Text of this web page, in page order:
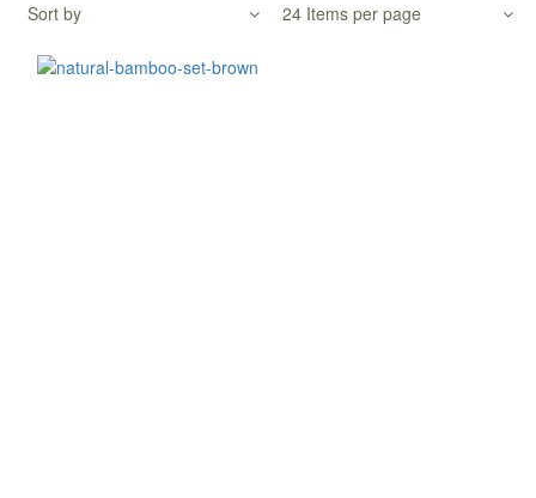
Sort by
24 Items per page